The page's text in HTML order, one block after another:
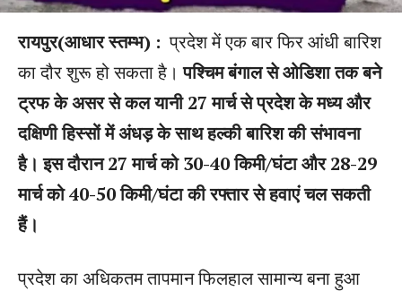
रायपुर(आधार स्तम्भ) : प्रदेश में एक बार फिर आंधी बारिश
का दौर शुरू हो सकता है। पश्चिम बंगाल से ओडिशा तक बने
ट्रफ के असर से कल यानी 27 मार्च से प्रदेश के मध्य और
दक्षिणी हिस्सों में अंधड़ के साथ हल्की बारिश की संभावना
है। इस दौरान 27 मार्च को 30-40 किमी/घंटा और 28-29
मार्च को 40-50 किमी/घंटा की रफ्तार से हवाएं चल सकती
हैं।
प्रदेश का अधिकतम तापमान फिलहाल सामान्य बना हुआ